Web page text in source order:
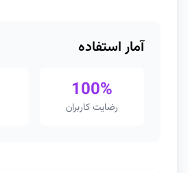
آمار استفاده
100%
رضایت کاربران